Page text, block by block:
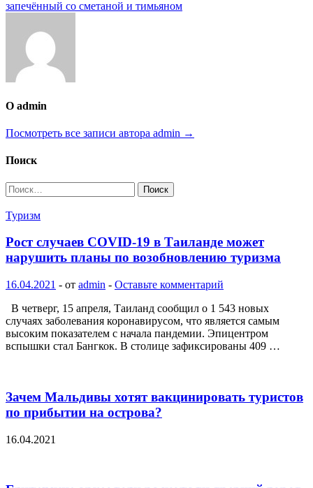
запечённый со сметаной и тимьяном
О admin
Посмотреть все записи автора admin →
Поиск
Найти:
Туризм
Рост случаев COVID-19 в Таиланде может
нарушить планы по возобновлению туризма
16.04.2021 - от admin - Оставьте комментарий
В четверг, 15 апреля, Таиланд сообщил о 1 543 новых
случаях заболевания коронавирусом, что является самым
высоким показателем с начала пандемии. Эпицентром
вспышки стал Бангкок. В столице зафиксированы 409 …
Зачем Мальдивы хотят вакцинировать туристов
по прибытии на острова?
16.04.2021